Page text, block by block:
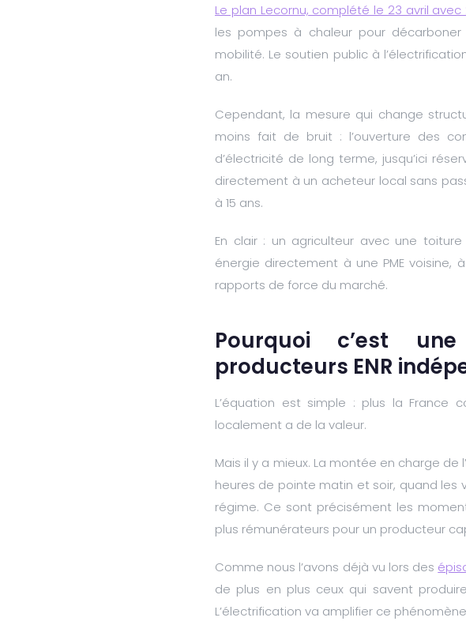
Le plan Lecornu, complété le 23 avril
les pompes à chaleur pour
mobilité. Le soutien public à
an.
Cependant, la mesure qui change
moins fait de bruit : l’ouverture des
d’électricité de long terme, jusqu’ici
directement à un acheteur local sans
à 15 ans.
En clair : un agriculteur avec une
énergie directement à une PME voisine,
rapports de force du marché.
Pourquoi c’est
producteurs ENR
L’équation est simple : plus la France
localement a de la valeur.
Mais il y a mieux. La montée en charge
heures de pointe matin et soir, quand
régime. Ce sont précisément les
plus rémunérateurs pour un producteur
Comme nous l’avons déjà vu lors des
de plus en plus ceux qui savent
L’électrification va amplifier ce